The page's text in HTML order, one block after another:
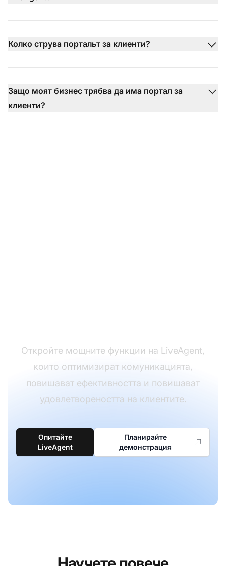
Колко струва портальт за клиенти?
Защо моят бизнес трябва да има портал за
клиенти?
Откройте мощните функции на LiveAgent,
които оптимизират комуникацията,
повишават ефективността и повишават
удовлетвореността на клиентите.
Опитайте
LiveAgent
Планирайте
демонстрация